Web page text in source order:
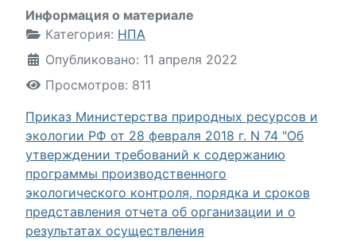
Информация о материале
Категория: НПА
Опубликовано: 11 апреля 2022
Просмотров: 811
Приказ Министерства природных ресурсов и
экологии РФ от 28 февраля 2018 г. N 74 "Об
утверждении требований к содержанию
программы производственного
экологического контроля, порядка и сроков
представления отчета об организации и о
результатах осуществления